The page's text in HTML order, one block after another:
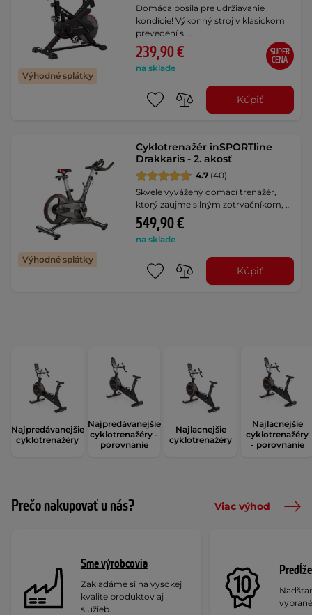
Výhodné splátky
Domáca posila pre udržiavanie
kondície! Výkonný stroj v klasickom
prevedení s …
239,90 €
na sklade
SUPER
CENA
Kúpiť
Výhodné splátky
Cyklotrenažér inSPORTline
Drakkaris - 2. akosť
4.7 (40)
Skvele vyvážený domáci trenažér,
ktorý zaujme silným zotrvačníkom, …
549,90 €
na sklade
Kúpiť
Najpredávanejšie
cyklotrenažéry
Najpredávanejšie
cyklotrenažéry -
porovnanie
Najlacnejšie
cyklotrenažéry
Najlacnejšie
cyklotrenažéry
- porovnanie
Prečo nakupovať u nás? Viac výhod
Sme výrobcovia
Zakladáme si na vysokej
kvalite produktov aj
služieb.